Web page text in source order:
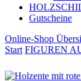
Gutscheine
Online-Shop
Start FIGUREN